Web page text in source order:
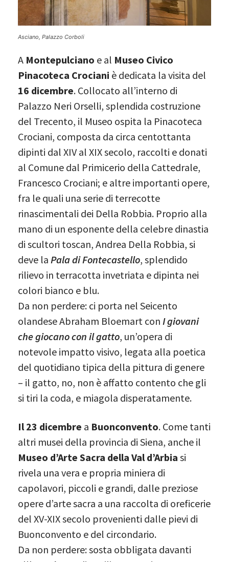
Asciano, Palazzo Corboli
A Montepulciano e al Museo Civico
Pinacoteca Crociani è dedicata la visita del
16 dicembre. Collocato all’interno di
Palazzo Neri Orselli, splendida costruzione
del Trecento, il Museo ospita la Pinacoteca
Crociani, composta da circa centottanta
dipinti dal XIV al XIX secolo, raccolti e donati
al Comune dal Primicerio della Cattedrale,
Francesco Crociani; e altre importanti opere,
fra le quali una serie di terrecotte
rinascimentali dei Della Robbia. Proprio alla
mano di un esponente della celebre dinastia
di scultori toscan, Andrea Della Robbia, si
deve la Pala di Fontecastello, splendido
rilievo in terracotta invetriata e dipinta nei
colori bianco e blu.
Da non perdere: ci porta nel Seicento
olandese Abraham Bloemart con I giovani
che giocano con il gatto, un’opera di
notevole impatto visivo, legata alla poetica
del quotidiano tipica della pittura di genere
– il gatto, no, non è affatto contento che gli
si tiri la coda, e miagola disperatamente.
Il 23 dicembre a Buonconvento. Come tanti
altri musei della provincia di Siena, anche il
Museo d’Arte Sacra della Val d’Arbia si
rivela una vera e propria miniera di
capolavori, piccoli e grandi, dalle preziose
opere d’arte sacra a una raccolta di oreficerie
del XV-XIX secolo provenienti dalle pievi di
Buonconvento e del circondario.
Da non perdere: sosta obbligata davanti